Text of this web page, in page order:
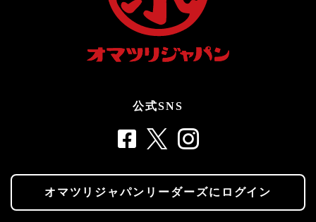
公式SNS
オマツリジャパンリーダーズにログイン